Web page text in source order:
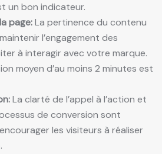
un bon indicateur.
page:La pertinence du contenu
l’engagement des
à interagir avec votre marque.
moyen d’au moins 2 minutes est
La clarté de l’appel à l’action et
de conversion sont
les visiteurs à réaliser